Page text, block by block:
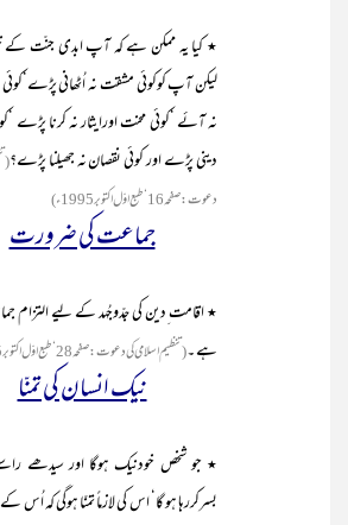
٭ کیا یہ ممکن ہے کہ آپ ابدی جنّت کے
لیکن آپ کوکوئی مشقت نہ اُٹھانی
نہ آئے ‘کوئی محنت اورایثار نہ کرنا پڑے
دینی پڑے اور کوئی نقصان نہ جھیلنا پڑے؟
دعوت :صفحہ 16‘طبع اوّل اکتوبر 1995ء)
جماعت کی ضرورت
٭ اقامت ِدین کی جدّوجُہد کے لیے
ہے ۔(تنظیم اسلامی کی دعوت :صفحہ 28‘طبع اوّل اکتوبر 1995ء)
نیک انسان کی تمنّا
٭ جو شخص خودنیک ہوگا اور سیدھے
بسرکررہا ہو گا‘ اس کی لازماً تمنّا ہوگی کہ اُس